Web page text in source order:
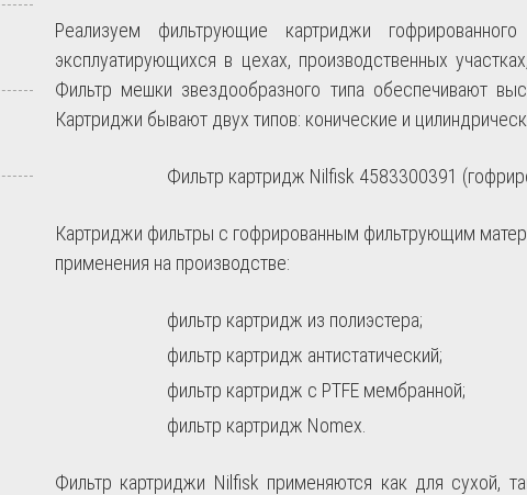
Реализуем фильтрующие картриджи
эксплуатирующихся в цехах, производственных
Фильтр мешки звездообразного типа обеспечивают
Картриджи бывают двух типов: конические и
Фильтр картридж Nilfisk 4583300391
Картриджи фильтры с гофрированным фильтрующим
применения на производстве:
фильтр картридж из полиэстера;
фильтр картридж антистатический;
фильтр картридж с PTFE мембранной;
фильтр картридж Nomex.
Фильтр картриджи Nilfisk применяются как для сухой,